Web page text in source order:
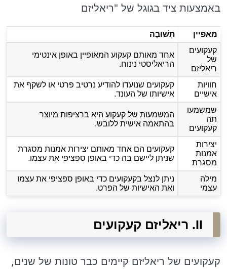
באמצעות ציד בגוגל של "ריאליזם
מאפיין
תְשׁוּבָה
קעקועים
של
ריאליזם
אחד מאותם קעקוע המאופיין באופן אינטימי
הריאליסטי נינוח.
חוויות
אישיים
קעקועים שנועדו להודיע נרטיב פרטי או לשקף את
אישיותו של העונד.
שמשמעו
תה
קעקועים
המשמעות של קעקוע היא ברציפות מיוצר
בהתאמה אישית ללובש.
יצירות
אמנות
מסגרת
קעקועים הם אחד מאותם יצירות אמנות מסגרת
שניתן ליישם בה כדי באופן ספציפי את עצמו.
מילה
עצמי
ניתן לנצל בקעקועים כדי באופן ספציפי את עצמו
ואת האישיות של הפרט.
II. ריאליזם קעקועים
קעקועים של ריאליזם קיימים כבר טונות של שנים,